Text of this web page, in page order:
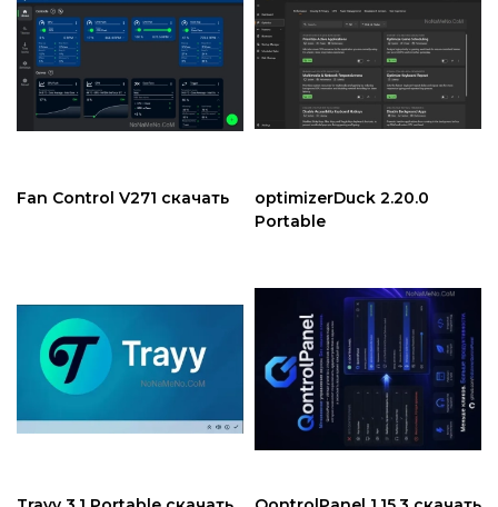
Fan Control V271 скачать
optimizerDuck 2.20.0
Portable